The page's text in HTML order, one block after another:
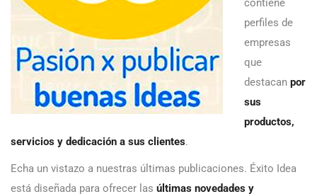
contiene
perfiles de
empresas
que
destacan por
sus
productos,
servicios y dedicación a sus clientes.
Echa un vistazo a nuestras últimas publicaciones. Éxito Idea
está diseñada para ofrecer las últimas novedades y